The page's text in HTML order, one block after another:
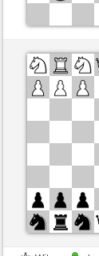
Wit
Zwart
Speelduur: 5